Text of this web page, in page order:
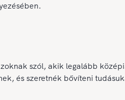
szól, akik legalább
és szeretnék bővíteni